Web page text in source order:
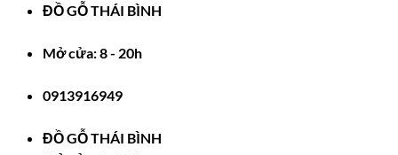
ĐỒ GỖ THÁI BÌNH
Mở cửa: 8 - 20h
0913916949
ĐỒ GỖ THÁI BÌNH